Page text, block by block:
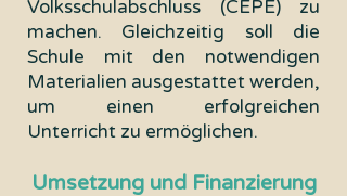
Volksschulabschluss (CEPE) zu
machen. Gleichzeitig soll die
Schule mit den notwendigen
Materialien ausgestattet werden,
um einen erfolgreichen
Unterricht zu ermöglichen.
Umsetzung und Finanzierung